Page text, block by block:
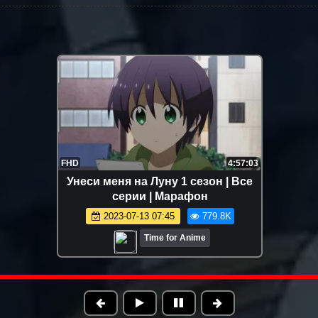
FHD 4:02:60
Сказка о сахарном яблоке 1 сезон |
Все серии | Марафон
2023-05-27 09:06 672.9K
Time for Anime